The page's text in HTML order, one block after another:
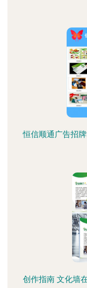
恒信顺通广告招
创作指南 文化墙